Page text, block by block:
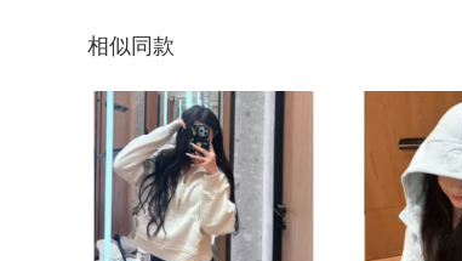
相似同款